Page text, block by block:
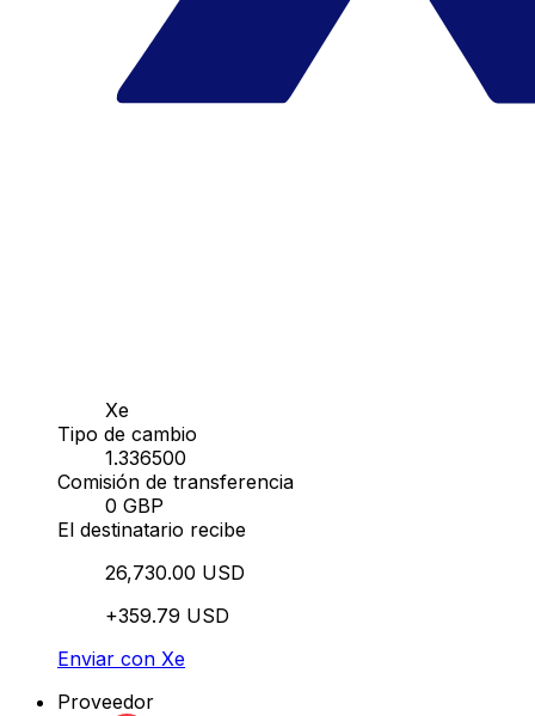
Xe
Tipo de cambio
1.336500
Comisión de transferencia
0 GBP
El destinatario recibe
26,730.00 USD
+359.79 USD
Enviar con Xe
Proveedor